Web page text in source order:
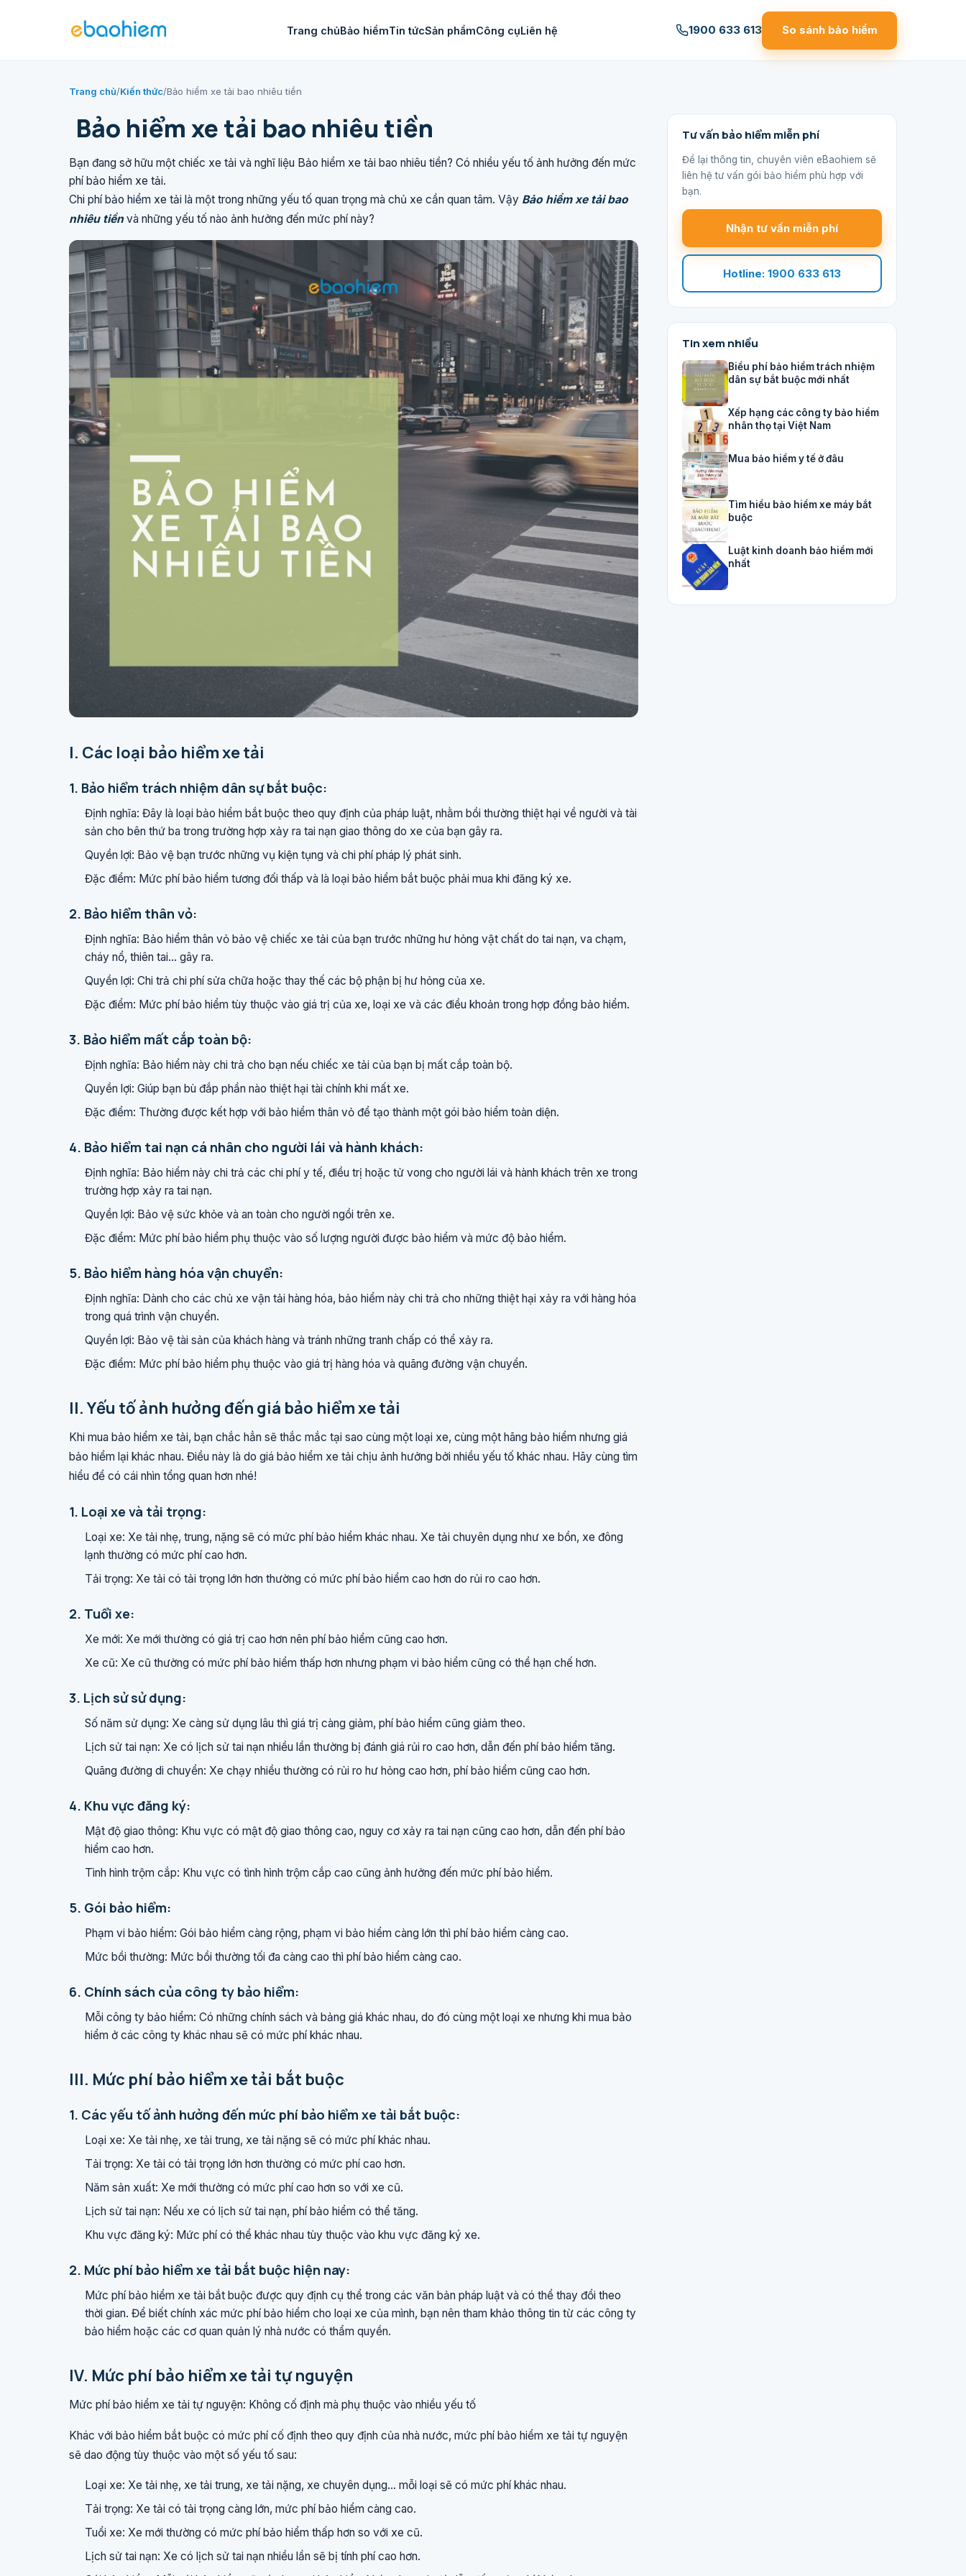
Trang chủBảo hiểmTin tứcSản phẩmCông cụLiên hệ 1900 633 613 So sánh bảo hiểm
Trang chủ/Kiến thức/Bảo hiểm xe tải bao nhiêu tiền
Bảo hiểm xe tải bao nhiêu tiền
Bạn đang sở hữu một chiếc xe tải và nghĩ liệu Bảo hiểm xe tải bao nhiêu tiền? Có nhiều yếu tố ảnh hưởng đến mức
phí bảo hiểm xe tải.
Chi phí bảo hiểm xe tải là một trong những yếu tố quan trọng mà chủ xe cần quan tâm. Vậy Bảo hiểm xe tải bao
nhiêu tiềnvà những yếu tố nào ảnh hưởng đến mức phí này?
I. Các loại bảo hiểm xe tải
1. Bảo hiểm trách nhiệm dân sự bắt buộc:
Định nghĩa: Đây là loại bảo hiểm bắt buộc theo quy định của pháp luật, nhằm bồi thường thiệt hại về người và tài
sản cho bên thứ ba trong trường hợp xảy ra tai nạn giao thông do xe của bạn gây ra.
Quyền lợi: Bảo vệ bạn trước những vụ kiện tụng và chi phí pháp lý phát sinh.
Đặc điểm: Mức phí bảo hiểm tương đối thấp và là loại bảo hiểm bắt buộc phải mua khi đăng ký xe.
2. Bảo hiểm thân vỏ:
Định nghĩa: Bảo hiểm thân vỏ bảo vệ chiếc xe tải của bạn trước những hư hỏng vật chất do tai nạn, va chạm,
cháy nổ, thiên tai... gây ra.
Quyền lợi: Chi trả chi phí sửa chữa hoặc thay thế các bộ phận bị hư hỏng của xe.
Đặc điểm: Mức phí bảo hiểm tùy thuộc vào giá trị của xe, loại xe và các điều khoản trong hợp đồng bảo hiểm.
3. Bảo hiểm mất cắp toàn bộ:
Định nghĩa: Bảo hiểm này chi trả cho bạn nếu chiếc xe tải của bạn bị mất cắp toàn bộ.
Quyền lợi: Giúp bạn bù đắp phần nào thiệt hại tài chính khi mất xe.
Đặc điểm: Thường được kết hợp với bảo hiểm thân vỏ để tạo thành một gói bảo hiểm toàn diện.
4. Bảo hiểm tai nạn cá nhân cho người lái và hành khách:
Định nghĩa: Bảo hiểm này chi trả các chi phí y tế, điều trị hoặc tử vong cho người lái và hành khách trên xe trong
trường hợp xảy ra tai nạn.
Quyền lợi: Bảo vệ sức khỏe và an toàn cho người ngồi trên xe.
Đặc điểm: Mức phí bảo hiểm phụ thuộc vào số lượng người được bảo hiểm và mức độ bảo hiểm.
5. Bảo hiểm hàng hóa vận chuyển:
Định nghĩa: Dành cho các chủ xe vận tải hàng hóa, bảo hiểm này chi trả cho những thiệt hại xảy ra với hàng hóa
trong quá trình vận chuyển.
Quyền lợi: Bảo vệ tài sản của khách hàng và tránh những tranh chấp có thể xảy ra.
Đặc điểm: Mức phí bảo hiểm phụ thuộc vào giá trị hàng hóa và quãng đường vận chuyển.
II. Yếu tố ảnh hưởng đến giá bảo hiểm xe tải
Khi mua bảo hiểm xe tải, bạn chắc hẳn sẽ thắc mắc tại sao cùng một loại xe, cùng một hãng bảo hiểm nhưng giá
bảo hiểm lại khác nhau. Điều này là do giá bảo hiểm xe tải chịu ảnh hưởng bởi nhiều yếu tố khác nhau. Hãy cùng tìm
hiểu để có cái nhìn tổng quan hơn nhé!
1. Loại xe và tải trọng:
Loại xe: Xe tải nhẹ, trung, nặng sẽ có mức phí bảo hiểm khác nhau. Xe tải chuyên dụng như xe bồn, xe đông
lạnh thường có mức phí cao hơn.
Tải trọng: Xe tải có tải trọng lớn hơn thường có mức phí bảo hiểm cao hơn do rủi ro cao hơn.
2. Tuổi xe:
Xe mới: Xe mới thường có giá trị cao hơn nên phí bảo hiểm cũng cao hơn.
Xe cũ: Xe cũ thường có mức phí bảo hiểm thấp hơn nhưng phạm vi bảo hiểm cũng có thể hạn chế hơn.
3. Lịch sử sử dụng:
Số năm sử dụng: Xe càng sử dụng lâu thì giá trị càng giảm, phí bảo hiểm cũng giảm theo.
Lịch sử tai nạn: Xe có lịch sử tai nạn nhiều lần thường bị đánh giá rủi ro cao hơn, dẫn đến phí bảo hiểm tăng.
Quãng đường di chuyển: Xe chạy nhiều thường có rủi ro hư hỏng cao hơn, phí bảo hiểm cũng cao hơn.
4. Khu vực đăng ký:
Mật độ giao thông: Khu vực có mật độ giao thông cao, nguy cơ xảy ra tai nạn cũng cao hơn, dẫn đến phí bảo
hiểm cao hơn.
Tình hình trộm cắp: Khu vực có tình hình trộm cắp cao cũng ảnh hưởng đến mức phí bảo hiểm.
5. Gói bảo hiểm:
Phạm vi bảo hiểm: Gói bảo hiểm càng rộng, phạm vi bảo hiểm càng lớn thì phí bảo hiểm càng cao.
Mức bồi thường: Mức bồi thường tối đa càng cao thì phí bảo hiểm càng cao.
6. Chính sách của công ty bảo hiểm:
Mỗi công ty bảo hiểm: Có những chính sách và bảng giá khác nhau, do đó cùng một loại xe nhưng khi mua bảo
hiểm ở các công ty khác nhau sẽ có mức phí khác nhau.
III. Mức phí bảo hiểm xe tải bắt buộc
1. Các yếu tố ảnh hưởng đến mức phí bảo hiểm xe tải bắt buộc:
Loại xe: Xe tải nhẹ, xe tải trung, xe tải nặng sẽ có mức phí khác nhau.
Tải trọng: Xe tải có tải trọng lớn hơn thường có mức phí cao hơn.
Năm sản xuất: Xe mới thường có mức phí cao hơn so với xe cũ.
Lịch sử tai nạn: Nếu xe có lịch sử tai nạn, phí bảo hiểm có thể tăng.
Khu vực đăng ký: Mức phí có thể khác nhau tùy thuộc vào khu vực đăng ký xe.
2. Mức phí bảo hiểm xe tải bắt buộc hiện nay:
Mức phí bảo hiểm xe tải bắt buộc được quy định cụ thể trong các văn bản pháp luật và có thể thay đổi theo
thời gian. Để biết chính xác mức phí bảo hiểm cho loại xe của mình, bạn nên tham khảo thông tin từ các công ty
bảo hiểm hoặc các cơ quan quản lý nhà nước có thẩm quyền.
IV. Mức phí bảo hiểm xe tải tự nguyện
Mức phí bảo hiểm xe tải tự nguyện: Không cố định mà phụ thuộc vào nhiều yếu tố
Khác với bảo hiểm bắt buộc có mức phí cố định theo quy định của nhà nước, mức phí bảo hiểm xe tải tự nguyện
sẽ dao động tùy thuộc vào một số yếu tố sau:
Loại xe: Xe tải nhẹ, xe tải trung, xe tải nặng, xe chuyên dụng... mỗi loại sẽ có mức phí khác nhau.
Tải trọng: Xe tải có tải trọng càng lớn, mức phí bảo hiểm càng cao.
Tuổi xe: Xe mới thường có mức phí bảo hiểm thấp hơn so với xe cũ.
Lịch sử tai nạn: Xe có lịch sử tai nạn nhiều lần sẽ bị tính phí cao hơn.
Tư vấn bảo hiểm miễn phí
Để lại thông tin, chuyên viên eBaohiem sẽ
liên hệ tư vấn gói bảo hiểm phù hợp với
bạn.
Nhận tư vấn miễn phí
Hotline: 1900 633 613
Tin xem nhiều
Biểu phí bảo hiểm trách nhiệm
dân sự bắt buộc mới nhất
Xếp hạng các công ty bảo hiểm
nhân thọ tại Việt Nam
Mua bảo hiểm y tế ở đâu
Tìm hiểu bảo hiểm xe máy bắt
buộc
Luật kinh doanh bảo hiểm mới
nhất